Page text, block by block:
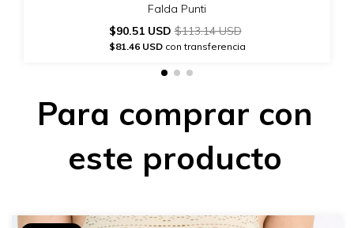
Falda Punti
$90.51 USD$113.14 USD
$81.46 USDcon transferencia
Para comprar con
este producto